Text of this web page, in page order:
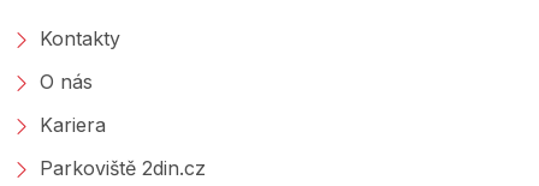
Kontakty
O nás
Kariera
Parkoviště 2din.cz